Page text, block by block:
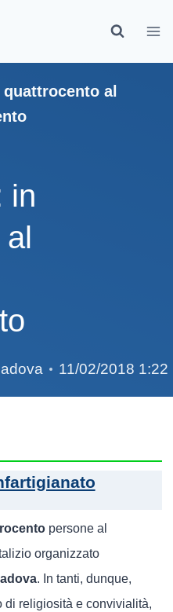
al
in
11/02/2018 1:22
persone al
organizzato
. In tanti, dunque,
di religiosità e convivialità,